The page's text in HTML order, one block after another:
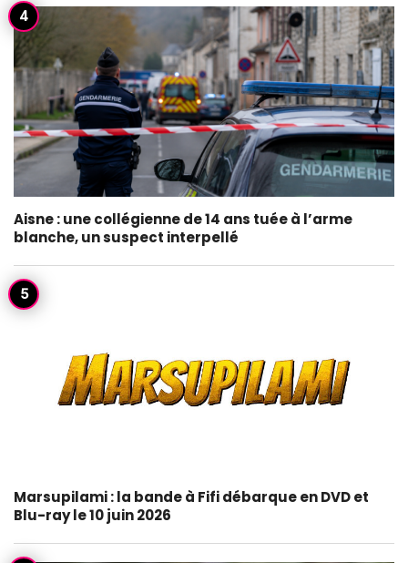
Aisne : une collégienne de 14 ans tuée à l’arme
blanche, un suspect interpellé
Marsupilami : la bande à Fifi débarque en DVD et
Blu-ray le 10 juin 2026